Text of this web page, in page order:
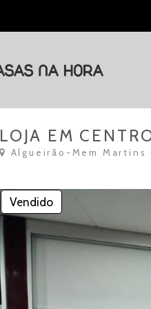
LOJA EM
Algueirão-Mem Martins
Vendido